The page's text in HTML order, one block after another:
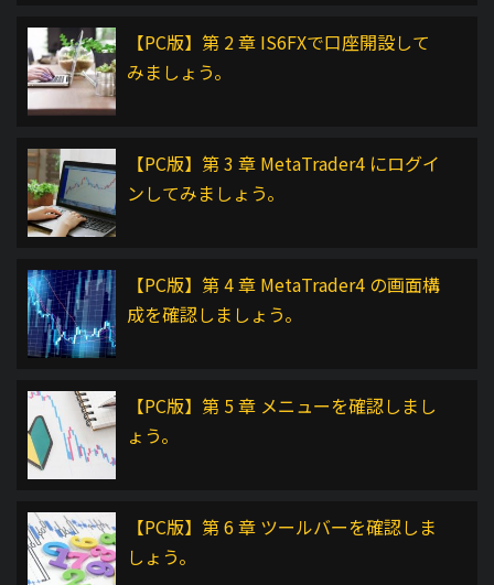
【PC版】第 2 章 IS6FXで口座開設して
みましょう。
【PC版】第 3 章 MetaTrader4 にログイ
ンしてみましょう。
【PC版】第 4 章 MetaTrader4 の画面構
成を確認しましょう。
【PC版】第 5 章 メニューを確認しまし
ょう。
【PC版】第 6 章 ツールバーを確認しま
しょう。